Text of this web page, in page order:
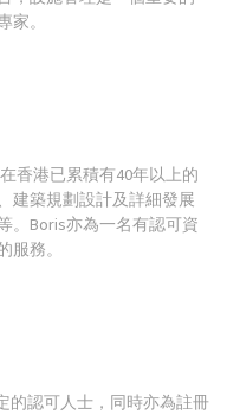
。
香港已累積有40年以上的
建築規劃設計及詳細發展
。Boris亦為一名有認可資
務。
的認可人士，同時亦為註冊